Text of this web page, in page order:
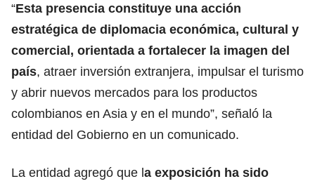
“Esta presencia constituye una acción
estratégica de diplomacia económica, cultural y
comercial, orientada a fortalecer la imagen del
país, atraer inversión extranjera, impulsar el turismo
y abrir nuevos mercados para los productos
colombianos en Asia y en el mundo”, señaló la
entidad del Gobierno en un comunicado.
La entidad agregó que la exposición ha sido